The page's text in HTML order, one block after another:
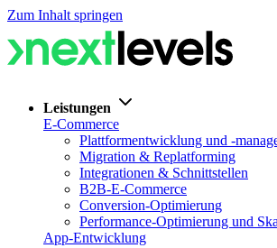
Zum Inhalt springen
Leistungen
E-Commerce
Plattformentwicklung und -
Migration & Replatforming
Integrationen & Schnittstellen
B2B-E-Commerce
Conversion-Optimierung
Performance-Optimierung und
App-Entwicklung